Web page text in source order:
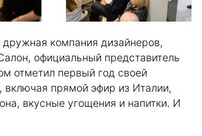
компания дизайнеров,
официальный представитель
отметил первый год своей
включая прямой эфир из Италии,
вкусные угощения и напитки. И